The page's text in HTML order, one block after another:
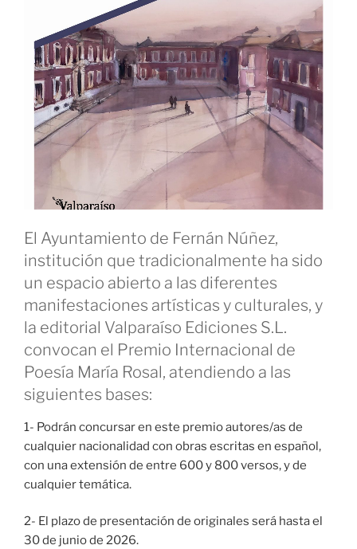
El Ayuntamiento de Fernán Núñez,
institución que tradicionalmente ha sido
un espacio abierto a las diferentes
manifestaciones artísticas y culturales, y
la editorial Valparaíso Ediciones S.L.
convocan el Premio Internacional de
Poesía María Rosal, atendiendo a las
siguientes bases:
1- Podrán concursar en este premio autores/as de
cualquier nacionalidad con obras escritas en español,
con una extensión de entre 600 y 800 versos, y de
cualquier temática.
2- El plazo de presentación de originales será hasta el
30 de junio de 2026.